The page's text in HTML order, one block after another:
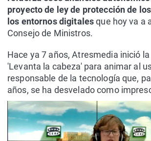
proyecto de ley de protección de
los entornos digitalesque hoy va a
Consejo de Ministros.
Hace ya 7 años, Atresmedia inició
'Levanta la cabeza' para animar al
responsable de la tecnología que,
años, se ha desvelado como